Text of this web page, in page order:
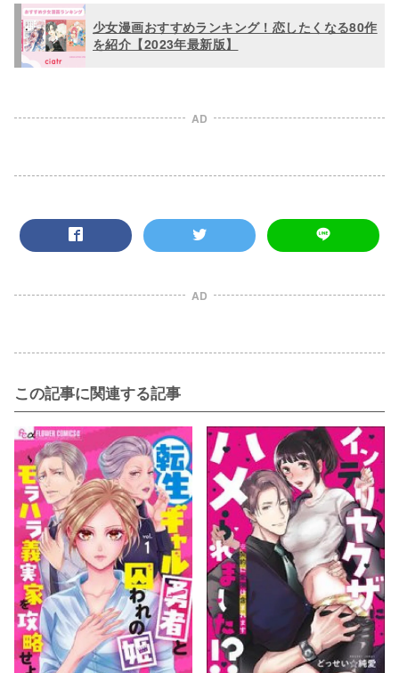
少女漫画おすすめランキング！恋したくなる80作
を紹介【2023年最新版】
AD
AD
この記事に関連する記事